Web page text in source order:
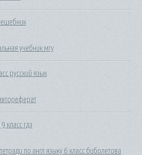
учебник мгу
русский язык
класс гдз
по англ языку 6 класс биболетова